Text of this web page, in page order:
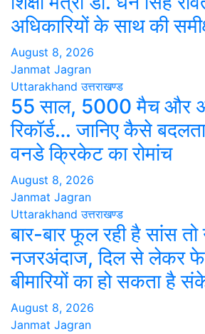
अधिकारियों के साथ की
August 8, 2026
Janmat Jagran
Uttarakhand उत्तराखण्ड
55 साल, 5000 मैच और
रिकॉर्ड… जानिए कैसे
वनडे क्रिकेट का रोमांच
August 8, 2026
Janmat Jagran
Uttarakhand उत्तराखण्ड
बार-बार फूल रही है सांस
नजरअंदाज, दिल से लेकर
बीमारियों का हो सकता है
August 8, 2026
Janmat Jagran